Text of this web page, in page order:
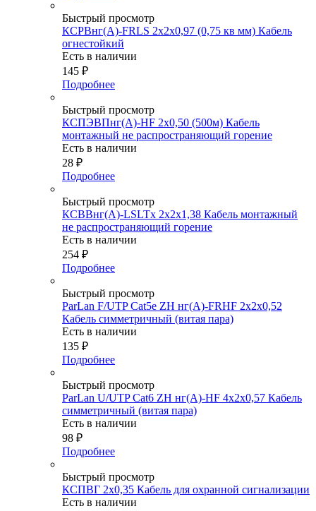
Быстрый просмотр
КСРВнг(А)-FRLS 2х2х0,97 (0,75 кв мм) Кабель
огнестойкий
Есть в наличии
145 ₽
Подробнее
Быстрый просмотр
КСПЭВПнг(А)-HF 2х0,50 (500м) Кабель
монтажный не распространяющий горение
Есть в наличии
28 ₽
Подробнее
Быстрый просмотр
КСВВнг(А)-LSLTx 2х2х1,38 Кабель монтажный
не распространяющий горение
Есть в наличии
254 ₽
Подробнее
Быстрый просмотр
ParLan F/UTP Cat5e ZH нг(А)-FRHF 2х2х0,52
Кабель симметричный (витая пара)
Есть в наличии
135 ₽
Подробнее
Быстрый просмотр
ParLan U/UTP Cat6 ZH нг(А)-HF 4х2х0,57 Кабель
симметричный (витая пара)
Есть в наличии
98 ₽
Подробнее
Быстрый просмотр
КСПВГ 2х0,35 Кабель для охранной сигнализации
Есть в наличии